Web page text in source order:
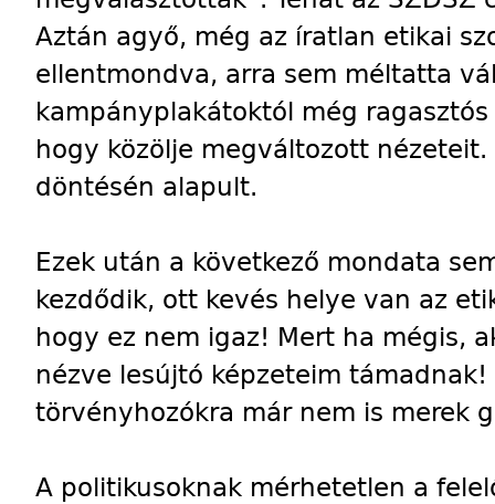
Aztán agyő, még az íratlan etikai
ellentmondva, arra sem méltatta
kampányplakátoktól még
hogy közölje megváltozott
döntésén alapult.
Ezek után a következő mondata
kezdődik, ott kevés helye van az
hogy ez nem igaz! Mert ha mégis,
nézve lesújtó képzeteim
törvényhozókra már nem is merek
A politikusoknak mérhetetlen a